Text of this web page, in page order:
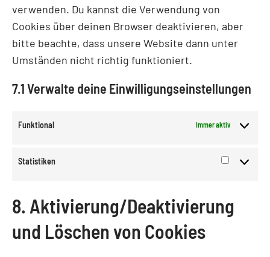
verwenden. Du kannst die Verwendung von
Cookies über deinen Browser deaktivieren, aber
bitte beachte, dass unsere Website dann unter
Umständen nicht richtig funktioniert.
7.1 Verwalte deine Einwilligungseinstellungen
Funktional Immer aktiv
Statistiken
8. Aktivierung/Deaktivierung
und Löschen von Cookies